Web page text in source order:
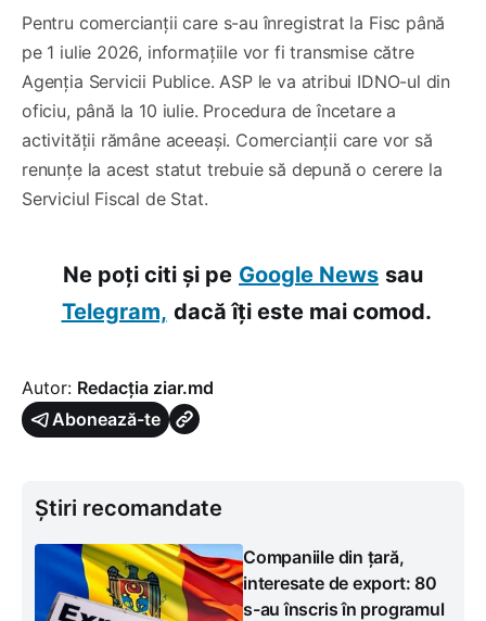
Pentru comercianții care s-au înregistrat la Fisc până
pe 1 iulie 2026, informațiile vor fi transmise către
Agenția Servicii Publice. ASP le va atribui IDNO-ul din
oficiu, până la 10 iulie. Procedura de încetare a
activității rămâne aceeași. Comercianții care vor să
renunțe la acest statut trebuie să depună o cerere la
Serviciul Fiscal de Stat.
Ne poți citi și pe Google News sau
Telegram, dacă îți este mai comod.
Autor: Redacția ziar.md
Abonează-te
Știri recomandate
Companiile din țară,
interesate de export: 80
s-au înscris în programul